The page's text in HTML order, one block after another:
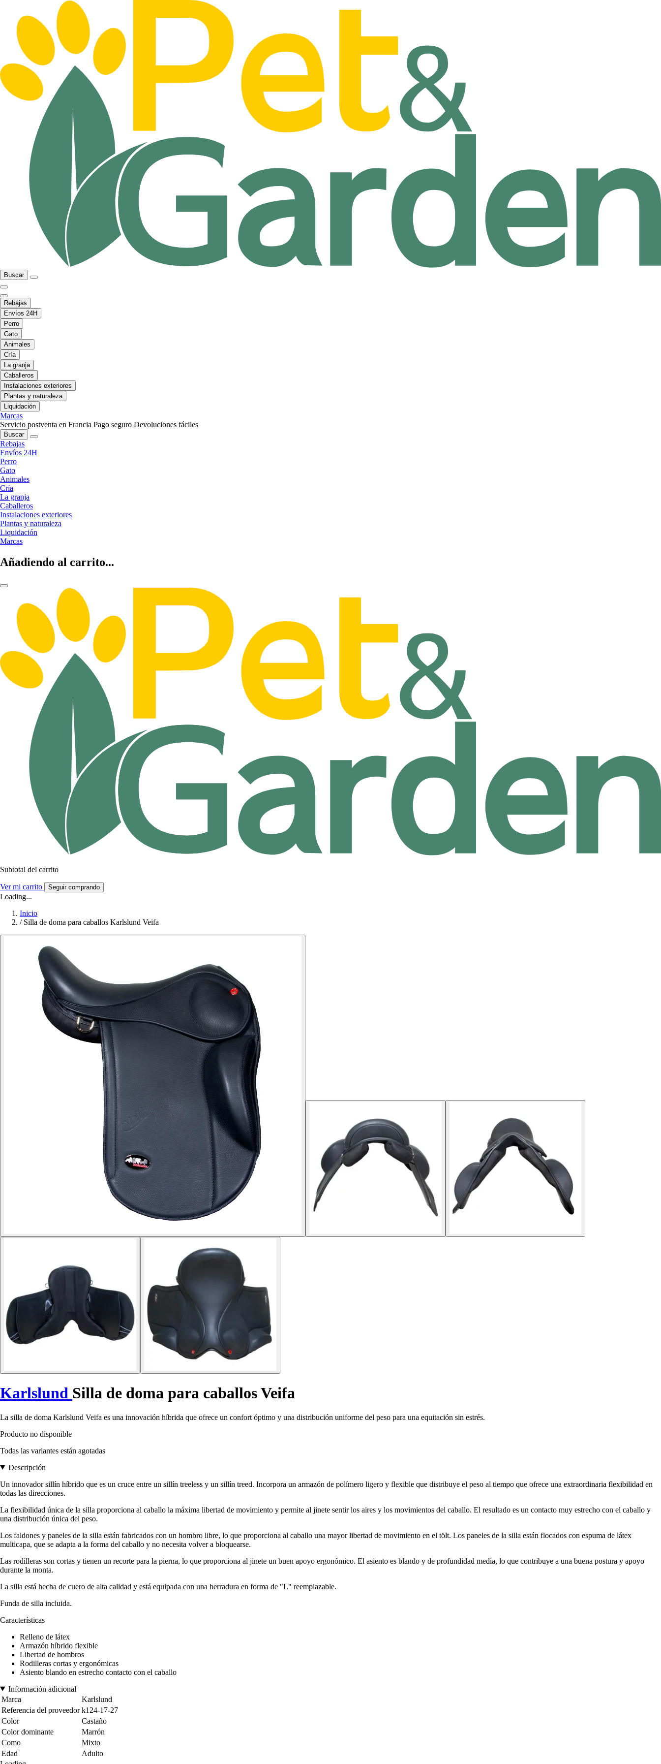
Buscar
Rebajas
Envíos 24H
Perro
Gato
Animales
Cría
La granja
Caballeros
Instalaciones exteriores
Plantas y naturaleza
Liquidación
Marcas
Servicio postventa en Francia Pago seguro Devoluciones fáciles
Buscar
Rebajas
Envíos 24H
Perro
Gato
Animales
Cría
La granja
Caballeros
Instalaciones exteriores
Plantas y naturaleza
Liquidación
Marcas
Añadiendo al carrito...
Subtotal del carrito
Ver mi carrito Seguir comprando
Loading...
Inicio
/ Silla de doma para caballos Karlslund Veifa
Karlslund Silla de doma para caballos Veifa
La silla de doma Karlslund Veifa es una innovación híbrida que ofrece un confort óptimo y una distribución uniforme del peso para una equitación sin estrés.
Producto no disponible
Todas las variantes están agotadas
Descripción
Un innovador sillín híbrido que es un cruce entre un sillín treeless y un sillín treed. Incorpora un armazón de polímero ligero y flexible que distribuye el peso al tiempo que ofrece una extraordinaria flexibilidad en
todas las direcciones.
La flexibilidad única de la silla proporciona al caballo la máxima libertad de movimiento y permite al jinete sentir los aires y los movimientos del caballo. El resultado es un contacto muy estrecho con el caballo y
una distribución única del peso.
Los faldones y paneles de la silla están fabricados con un hombro libre, lo que proporciona al caballo una mayor libertad de movimiento en el tölt. Los paneles de la silla están flocados con espuma de látex
multicapa, que se adapta a la forma del caballo y no necesita volver a bloquearse.
Las rodilleras son cortas y tienen un recorte para la pierna, lo que proporciona al jinete un buen apoyo ergonómico. El asiento es blando y de profundidad media, lo que contribuye a una buena postura y apoyo
durante la monta.
La silla está hecha de cuero de alta calidad y está equipada con una herradura en forma de "L" reemplazable.
Funda de silla incluida.
Características
Relleno de látex
Armazón híbrido flexible
Libertad de hombros
Rodilleras cortas y ergonómicas
Asiento blando en estrecho contacto con el caballo
Información adicional
Marca
Karlslund
Referencia del proveedor k124-17-27
Color
Castaño
Color dominante
Marrón
Como
Mixto
Edad
Adulto